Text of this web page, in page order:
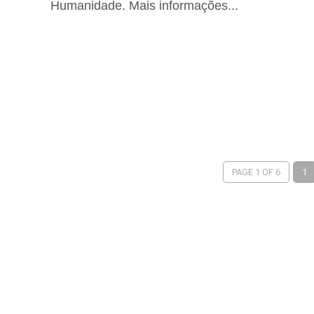
Humanidade. Mais informações...
PAGE 1 OF 6 1